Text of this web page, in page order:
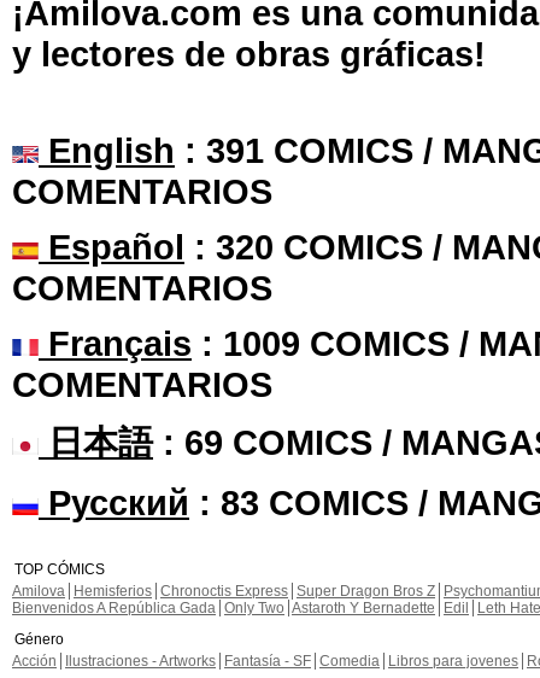
¡Amilova.com es una
y lectores de obras gráficas!
English : 391 COMICS /
COMENTARIOS
Español : 320 COMICS /
COMENTARIOS
Français : 1009 COMICS /
COMENTARIOS
日本語: 69 COMICS /
Русский : 83 COMICS /
TOP CÓMICS
Amilova
Hemisferios Chronoctis Express Super Dragon Bros Z
Bienvenidos A República Gada Only Two Astaroth Y Bernadette Edil
Leth Hate
Género
Acción
Ilustraciones - Artworks Fantasía - SF Comedia Libros para jovenes